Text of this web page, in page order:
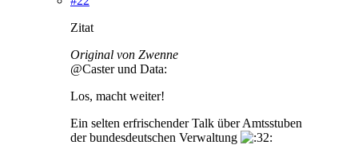
Zitat
Original von Zwenne
@Caster und Data:
Los, macht weiter!
Ein selten erfrischender Talk über Amtsstuben
der bundesdeutschen Verwaltung